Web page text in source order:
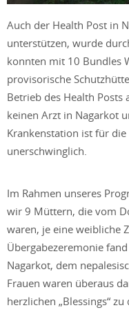
Auch der Health Post in
unterstützen, wurde
konnten mit 10 Bundles
provisorische
Betrieb des Health
keinen Arzt in Nagarkot
Krankenstation ist für
unerschwinglich.
Im Rahmen unseres
wir 9 Müttern, die vom
waren, je eine weibliche
Übergabezeremonie
Nagarkot, dem
Frauen waren überaus
herzlichen „Blessings“